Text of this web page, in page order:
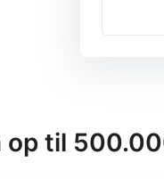
op til